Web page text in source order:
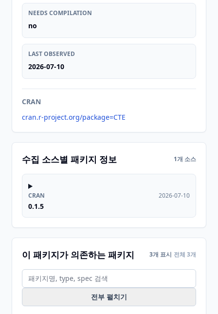
NEEDS COMPILATION
no
LAST OBSERVED
2026-07-10
CRAN
cran.r-project.org/package=CTE
수집 소스별 패키지 정보 1개 소스
CRAN
0.1.5
2026-07-10
이 패키지가 의존하는 패키지 3개 표시 전체 3개
전부 펼치기